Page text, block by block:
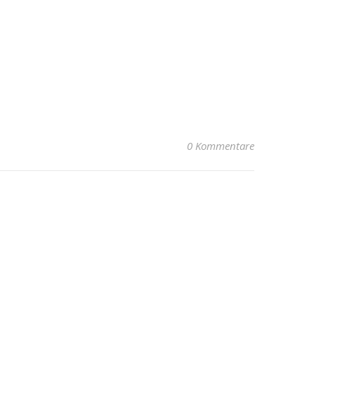
0 Kommentare